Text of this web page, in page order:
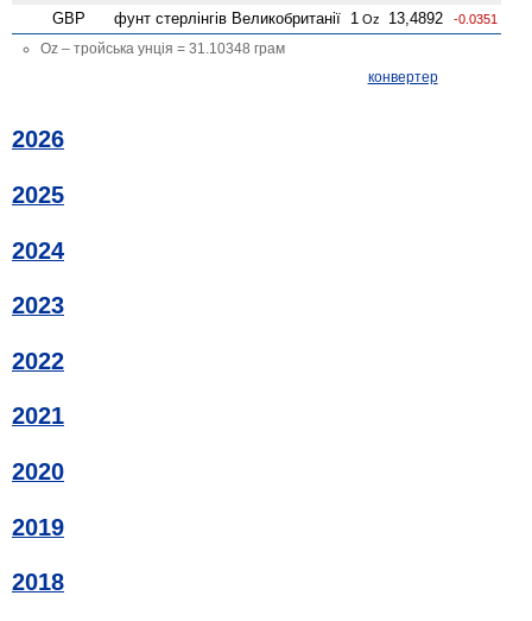
GBP фунт стерлінгів Велико­британії 1 Oz 13,4892 -0.0351
Oz – тройська унція = 31.10348 грам
конвертер
2026
2025
2024
2023
2022
2021
2020
2019
2018